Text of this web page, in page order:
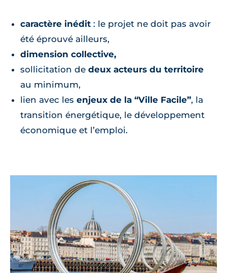
caractère inédit : le projet ne doit pas avoir
été éprouvé ailleurs,
dimension collective,
sollicitation de deux acteurs du territoire
au minimum,
lien avec les enjeux de la “Ville Facile”, la
transition énergétique, le développement
économique et l’emploi.